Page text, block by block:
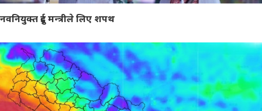
नवनियुक्त दुई मन्त्रीले लिए शपथ